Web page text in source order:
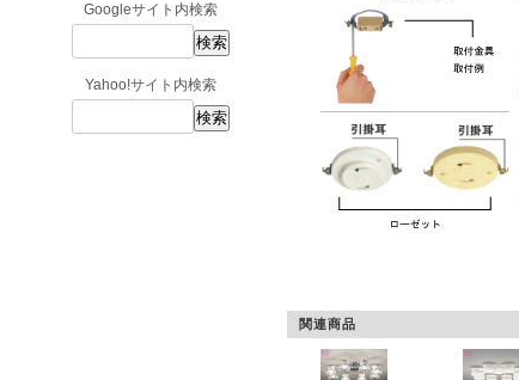
Googleサイト内検索
Yahoo!サイト内検索
関連商品